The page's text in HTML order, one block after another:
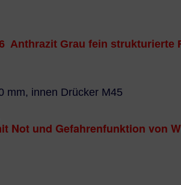
Anthrazit Grau fein strukturierte
mm, innen Drücker M45
Not und Gefahrenfunktion von